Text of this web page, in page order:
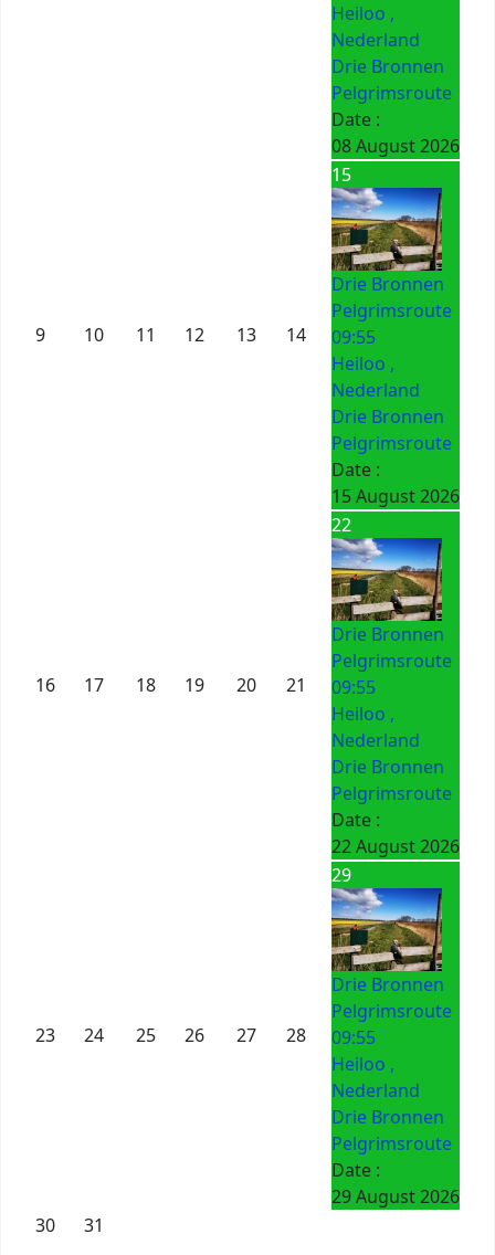
Heiloo ,
Nederland
Drie Bronnen
Pelgrimsroute
Date :
08 August 2026
9 10 11 12 13 14
15
Drie Bronnen
Pelgrimsroute
09:55
Heiloo ,
Nederland
Drie Bronnen
Pelgrimsroute
Date :
15 August 2026
16 17 18 19 20 21
22
Drie Bronnen
Pelgrimsroute
09:55
Heiloo ,
Nederland
Drie Bronnen
Pelgrimsroute
Date :
22 August 2026
23 24 25 26 27 28
29
Drie Bronnen
Pelgrimsroute
09:55
Heiloo ,
Nederland
Drie Bronnen
Pelgrimsroute
Date :
29 August 2026
30
31